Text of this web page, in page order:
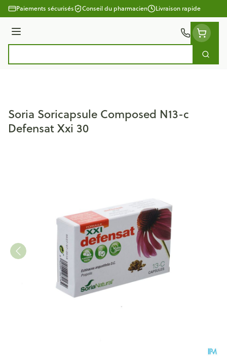
Aller au contenu
Paiements sécurisés Conseil du pharmacien Livraison rapide
Menu
Soria Soricapsule Composed N13-c
Defensat Xxi 30